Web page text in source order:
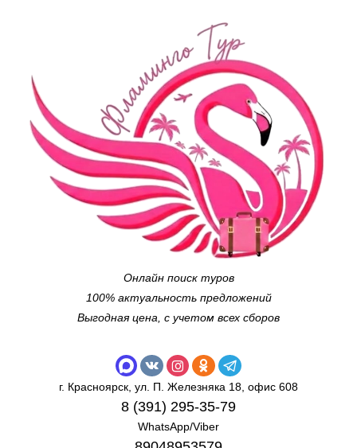
Онлайн поиск туров
100% актуальность предложений
Выгодная цена, с учетом всех сборов
г. Красноярск, ул. П. Железняка 18, офис 608
8 (391) 295-35-79
WhatsApp/Viber